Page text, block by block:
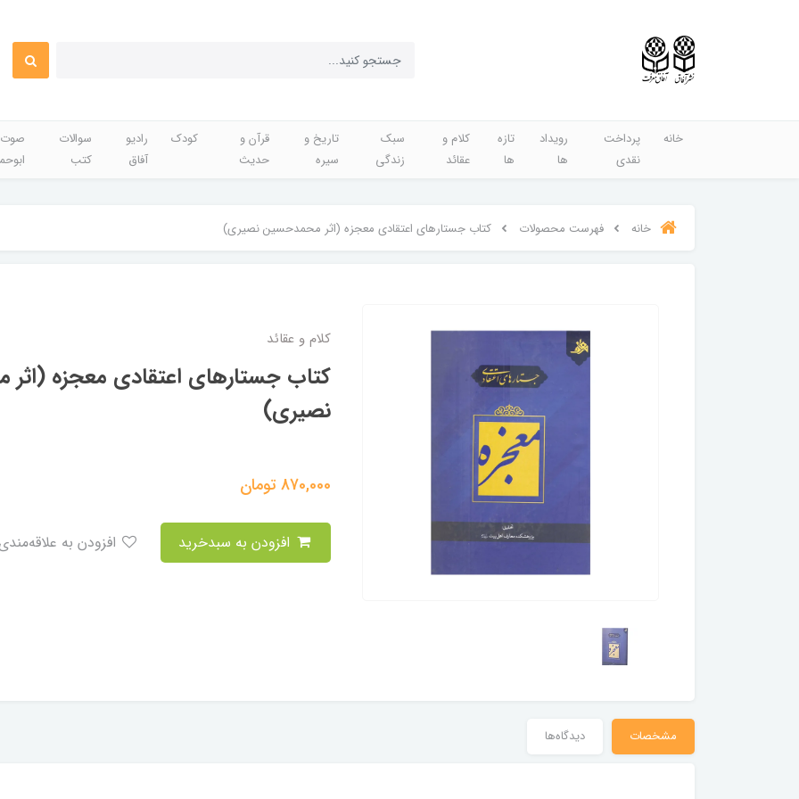
خانه
پرداخت
نقدی
رویداد
ها
تازه
ها
کلام و
عقائد
سبک
زندگی
تاریخ و
سیره
قرآن و
حدیث
کودک
رادیو
آفاق
سوالات
کتب
صوت
خانه فهرست محصولات کتاب جستارهای اعتقادی معجزه (اثر محمدحسین نصیری)
کلام و عقائد
کتاب جستارهای اعتقادی معجزه
نصیری)
870,000تومان
مشخصات دیدگاه‌ها